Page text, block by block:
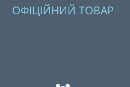
ОФІЦІЙНИЙ ТОВАР